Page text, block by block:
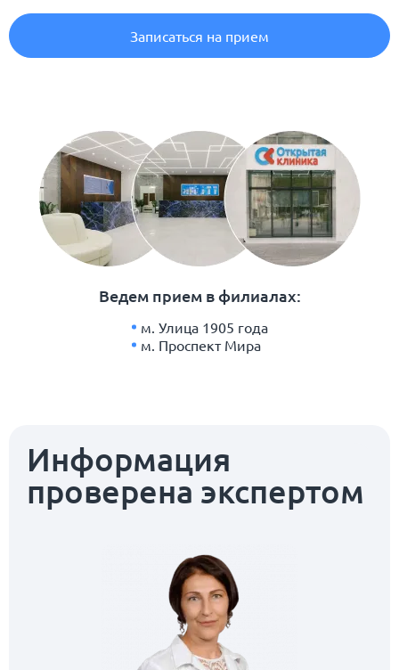
Ведем прием в филиалах:
м. Улица 1905 года
м. Проспект Мира
Записаться на прием
Информация
проверена экспертом